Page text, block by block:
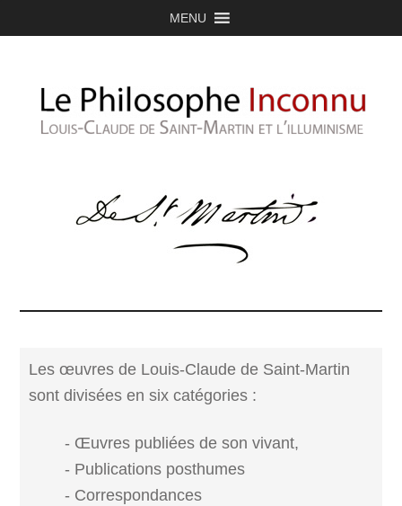
MENU
Les œuvres de Louis-Claude de Saint-Martin
sont divisées en six catégories :
- Œuvres publiées de son vivant,
- Publications posthumes
- Correspondances